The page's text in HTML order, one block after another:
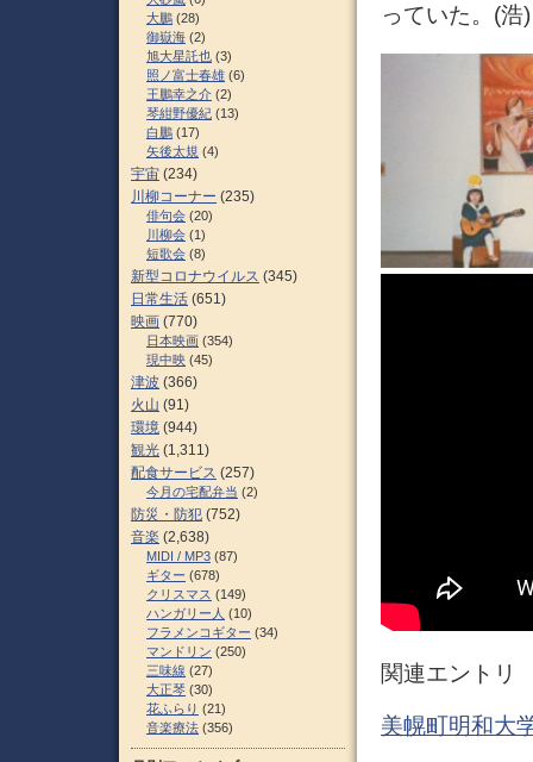
っていた。(浩
関連エントリ
美幌町明和大
大鵬 (28)
御嶽海 (2)
旭大星託也 (3)
照ノ富士春雄 (6)
王鵬幸之介 (2)
琴紺野優紀 (13)
白鵬 (17)
矢後太規 (4)
宇宙 (234)
川柳コーナー (235)
俳句会 (20)
川柳会 (1)
短歌会 (8)
新型コロナウイルス (345)
日常生活 (651)
映画 (770)
日本映画 (354)
現中映 (45)
津波 (366)
火山 (91)
環境 (944)
観光 (1,311)
配食サービス (257)
今月の宅配弁当 (2)
防災・防犯 (752)
音楽 (2,638)
MIDI / MP3 (87)
ギター (678)
クリスマス (149)
ハンガリー人 (10)
フラメンコギター (34)
マンドリン (250)
三味線 (27)
大正琴 (30)
花ふらり (21)
音楽療法 (356)